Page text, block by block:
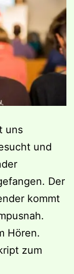
uns
und
Der
kommt
Hören.
zum